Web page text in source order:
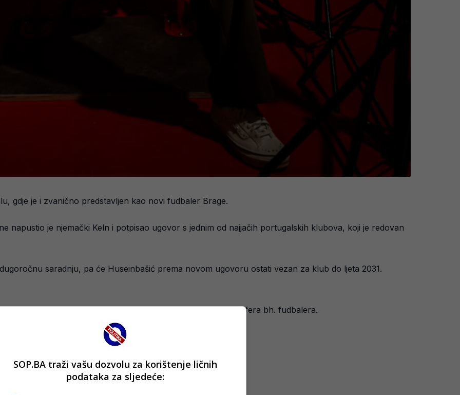
gdje je i zvanično predstavljen kao novi fudbaler Brage.
napustio je njemački Keln i potpisao ugovor s jednim od najjačih portugalskih klubova, koji je redovan
saradnju, pa će Huseinbašić prema novom ugovoru ostati vezan za klub do ljeta 2031.
osigurao 20 posto od eventualnog budućeg transfera bh. fudbalera.
SOP.BA traži vašu dozvolu za korištenje ličnih
podataka za sljedeće: